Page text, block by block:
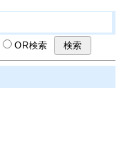
OR検索